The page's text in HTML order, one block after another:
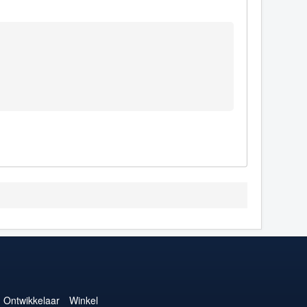
Ontwikkelaar Winkel